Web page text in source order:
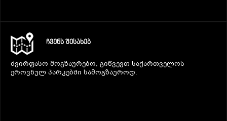
ᲩᲕᲔᲜᲡ ᲨᲔᲡᲐᲮᲔᲑ
ძვირფასო მოგზაურებო, გიწვევთ საქართველოს
ეროვნულ პარკებში სამოგზაუროდ.